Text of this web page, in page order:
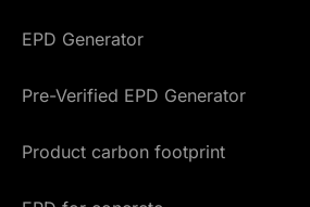
EPD Generator
Pre-Verified EPD Generator
Product carbon footprint